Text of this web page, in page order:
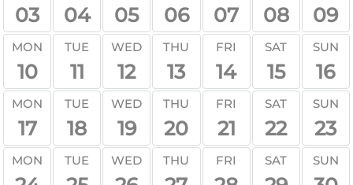
03 04 05 06 07 08 09
MON
10
TUE
11
WED
12
THU
13
FRI
14
SAT
15
SUN
16
MON
17
TUE
18
WED
19
THU
20
FRI
21
SAT
22
SUN
23
MON TUE WED THU FRI SAT SUN